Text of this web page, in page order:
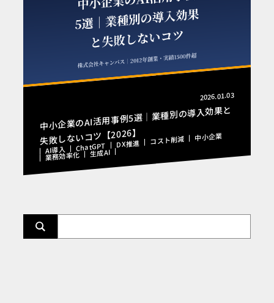
2026.01.03
中小企業のAI活用事例5選｜業種別の導入効果と
失敗しないコツ【2026】
AI導入 ChatGPT DX推進 コスト削減 中小企業
業務効率化 生成AI